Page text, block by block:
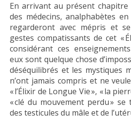
En arrivant au présent chapitre
des médecins, analphabètes
regarderont avec mépris et
gestes compatissants de cet «
considérant ces
eux sont quelque chose
déséquilibrés et les mystiques
n’ont jamais compris et ne
« l’Élixir de Longue Vie », « la
« clé du mouvement perdu »
des testicules du mâle et de